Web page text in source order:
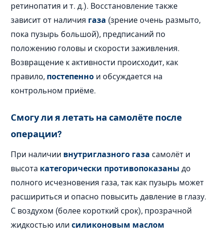
ретинопатия и т. д.). Восстановление также
зависит от наличия газа (зрение очень размыто,
пока пузырь большой), предписаний по
положению головы и скорости заживления.
Возвращение к активности происходит, как
правило, постепенно и обсуждается на
контрольном приёме.
Смогу ли я летать на самолёте после
операции?
При наличии внутриглазного газа самолёт и
высота категорически противопоказаны до
полного исчезновения газа, так как пузырь может
расшириться и опасно повысить давление в глазу.
С воздухом (более короткий срок), прозрачной
жидкостью илисиликоновым маслом